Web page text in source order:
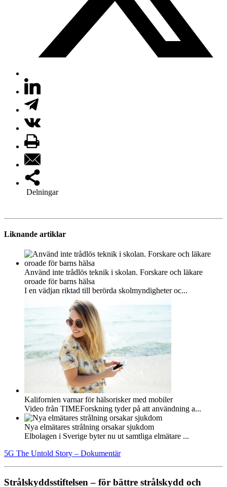
Delningar
Liknande artiklar
Använd inte trådlös teknik i skolan. Forskare och läkare
oroade för barns hälsa
I en vädjan riktad till berörda skolmyndigheter oc...
Kalifornien varnar för hälsorisker med mobiler
Video från TIMEForskning tyder på att användning a...
Nya elmätares strålning orsakar sjukdom
Elbolagen i Sverige byter nu ut samtliga elmätare ...
5G The Untold Story – Dokumentär
Strålskyddsstiftelsen – för bättre strålskydd och